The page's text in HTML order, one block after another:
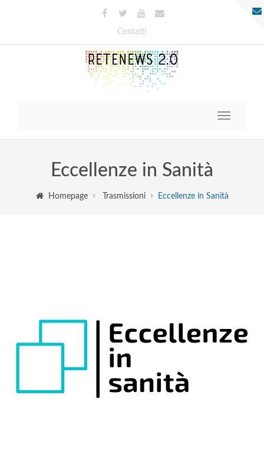
Contatti
Toggle
Eccellenze in Sanità
Homepage Trasmissioni Eccellenze in Sanità